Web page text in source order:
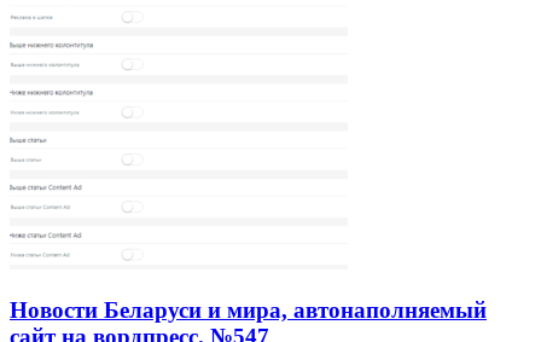
Новости Беларуси и мира, автонаполняемый
сайт на вордпресс. №547